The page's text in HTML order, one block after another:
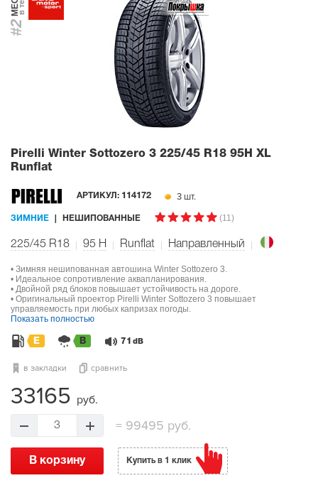
#2
Pirelli Winter Sottozero 3 225/45 R18 95H XL
Runflat
АРТИКУЛ: 114172 3 шт.
ЗИМНИЕ НЕШИПОВАННЫЕ (11)
225/45 R18 95 H Runflat Направленный
• Зимняя нешипованная автошина Winter Sottozero 3.
• Идеальное сопротивление аквапланирования.
• Двойной ряд блоков повышает устойчивость на дороге.
• Оригинальный проектор Pirelli Winter Sottozero 3 повышает
управляемость при любых капризах погоды.
Показать полностью
E B 71 dB
в закладки сравнить
33165 руб.
3 =99495 руб.
В корзину Купить в 1 клик